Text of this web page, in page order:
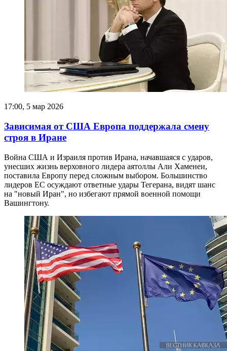
17:00, 5 мар 2026
Зависимая от США Европа поддержала смену
строя в Иране
Война США и Израиля против Ирана, начавшаяся с ударов,
унесших жизнь верховного лидера аятоллы Али Хаменеи,
поставила Европу перед сложным выбором. Большинство
лидеров ЕС осуждают ответные удары Тегерана, видят шанс
на "новый Иран", но избегают прямой военной помощи
Вашингтону.